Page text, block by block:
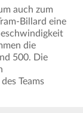
auch zum
Billard eine
die
500. Die
Teams